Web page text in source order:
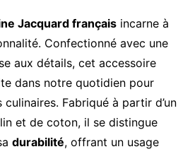
Jacquard françaisincarne à
Confectionné avec une
aux détails, cet accessoire
dans notre quotidien pour
Fabriqué à partir d’un
et de coton, il se distingue
durabilité, offrant un usage